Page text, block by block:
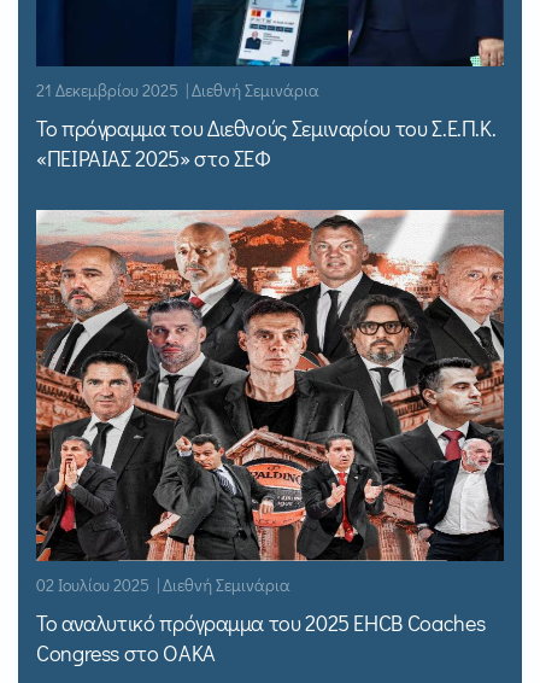
21 Δεκεμβρίου 2025 | Διεθνή Σεμινάρια
Το πρόγραμμα του Διεθνούς Σεμιναρίου του Σ.Ε.Π.Κ.
«ΠΕΙΡΑΙΑΣ 2025» στο ΣΕΦ
02 Ιουλίου 2025 | Διεθνή Σεμινάρια
Το αναλυτικό πρόγραμμα του 2025 EHCB Coaches
Congress στο ΟΑΚΑ